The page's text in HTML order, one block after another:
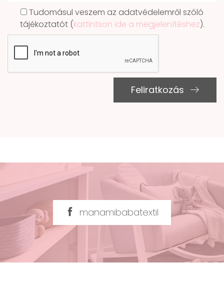
Tudomásul veszem az adatvédelemről szóló
tájékoztatót (kattintson ide a megjelenítéshez).
Feliratkozás
manamibabatextil